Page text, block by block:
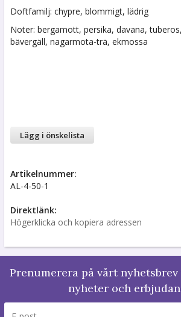
Doftfamilj: chypre, blommigt, lädrig
Noter: bergamott, persika, davana,
bävergäll, nagarmota-trä, ekmossa
Lägg i önskelista
Artikelnummer:
AL-4-50-1
Direktlänk:
Högerklicka och kopiera adressen
Prenumerera på vårt
nyheter och